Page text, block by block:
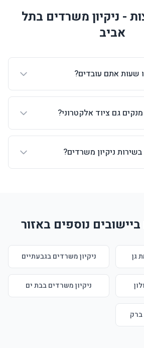
- ניקיון משרדים בתל
אביב
שעות אתם עובדים?
גם ציוד אלקטרוני?
ניקיון משרדים?
נוספים באזור
גן ניקיון משרדים בגבעתיים
ניקיון משרדים בבת ים
ברק